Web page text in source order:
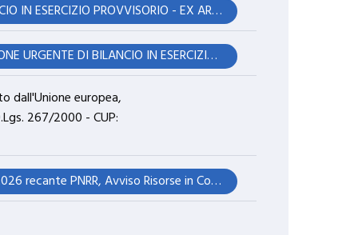
2. RATIFICA DELLA D.G.M. N. 20 DEL 19.02.2026 VARIAZIONE URGENTE DI BILANCIO IN ESERCIZIO PROVVISORIO - EX ART 163 E ART.175 DEL D. LGS.VO N. 267 DEL 2000 (TUEL) CONSULTAZIONI REFERENDARIE DEL 22 E 23 MARZO 2026. (prop.23)
Immediata eseguibilità 2. RATIFICA DELLA D.G.M. N. 20 DEL 19.02.2026 VARIAZIONE URGENTE DI BILANCIO IN ESERCIZIO PROVVISORIO - EX ART 163 E ART.175 DEL D. LGS.VO N. 267 DEL 2000 (TUEL) CONSULTAZIONI REFERENDARIE DEL 22 E 23 MARZO 2026. (prop.23)
dall'Unione europea,
267/2000 - CUP:
Autorizzazione prelievo: 3)Ratifica delibera di Giunta comunale n. 15 del 04/02/2026 recante PNRR, Avviso Risorse in Comune Finanziato dall'Unione europea, NextGenerationEU, Variazione urgente di bilancio in esercizio provvisorio ai sensi dellart. 175, comma 4, del D.Lgs. 267/2000 - CUP: H54J25000840006